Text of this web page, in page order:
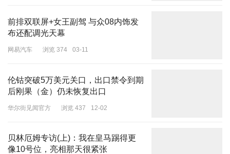
块块“坯布”、纸样、裁片等进行解构重组设计。
主题。
前排双联屏+女王副驾 与众08内饰发
布还配调光天幕
网易汽车 浏览 374 03-11
伦钴突破5万美元关口，出口禁令到期
后刚果（金）仍未恢复出口
华尔街见闻官方 浏览 437 12-02
贝林厄姆专访(上)：我在皇马踢得更
像10号位，亮相那天很紧张